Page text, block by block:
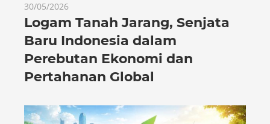
30/05/2026
Logam Tanah Jarang, Senjata
Baru Indonesia dalam
Perebutan Ekonomi dan
Pertahanan Global